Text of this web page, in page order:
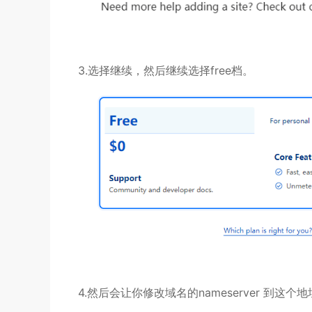
3.选择继续，然后继续选择free档。
4.然后会让你修改域名的nameserver 到这个地